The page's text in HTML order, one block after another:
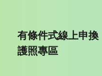
有條件式線上申換
護照專區